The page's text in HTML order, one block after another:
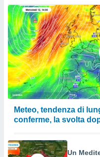
Meteo, tendenza di
conferme, la svolta
Un